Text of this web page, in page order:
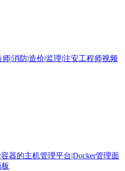
|消防|造价|监理|注安工程师视频
器的主机管理平台|Docker管理面